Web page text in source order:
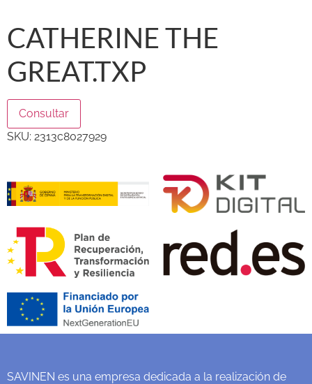
CATHERINE THE
GREAT.TXP
Consultar
SKU: 2313c8027929
SAVINEN es una empresa dedicada a la realización de